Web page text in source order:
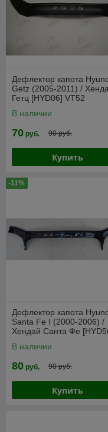
Дефлектор капота
Getz (2005-2011) /
Гетц [HYD06] VT52
В наличии
70 руб. 90 руб.
Купить
-11%
Дефлектор капота
Santa Fe I (2000-2006) /
Хендай Санта Фе
В наличии
80 руб. 90 руб.
Купить